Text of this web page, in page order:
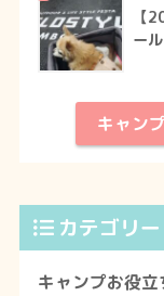
【
ー
キャン
カテゴリー
キャンプお役立